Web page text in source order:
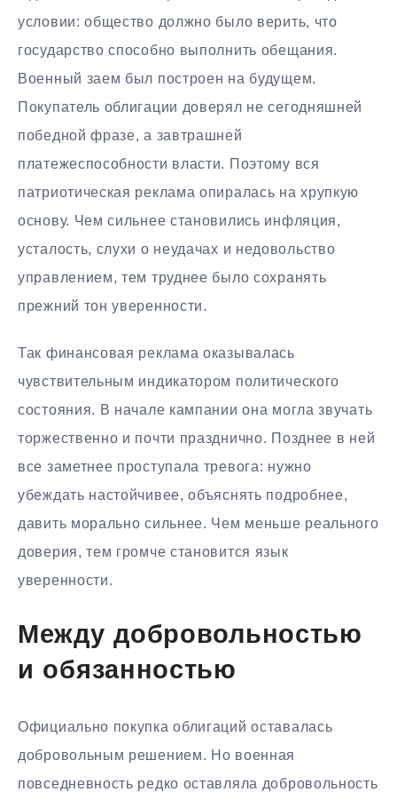
условии: общество должно было верить, что
государство способно выполнить обещания.
Военный заем был построен на будущем.
Покупатель облигации доверял не сегодняшней
победной фразе, а завтрашней
платежеспособности власти. Поэтому вся
патриотическая реклама опиралась на хрупкую
основу. Чем сильнее становились инфляция,
усталость, слухи о неудачах и недовольство
управлением, тем труднее было сохранять
прежний тон уверенности.
Так финансовая реклама оказывалась
чувствительным индикатором политического
состояния. В начале кампании она могла звучать
торжественно и почти празднично. Позднее в ней
все заметнее проступала тревога: нужно
убеждать настойчивее, объяснять подробнее,
давить морально сильнее. Чем меньше реального
доверия, тем громче становится язык
уверенности.
Между добровольностью
и обязанностью
Официально покупка облигаций оставалась
добровольным решением. Но военная
повседневность редко оставляла добровольность